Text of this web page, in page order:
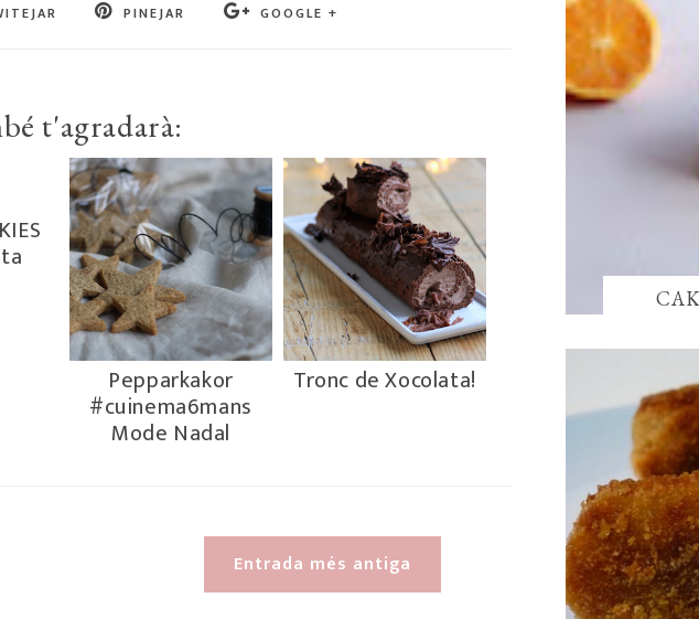
PINEJAR GOOGLE +
t'agradarà:
Pepparkakor
#cuinema6mans
Mode Nadal
Tronc de Xocolata!
Entrada més antiga